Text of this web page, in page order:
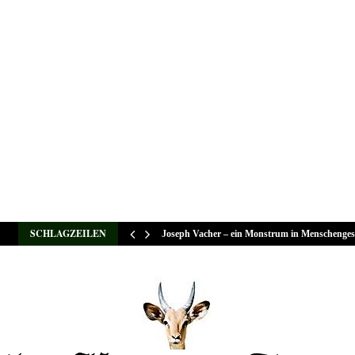
SCHLAGZEILEN Joseph Vacher – ein Monstrum in